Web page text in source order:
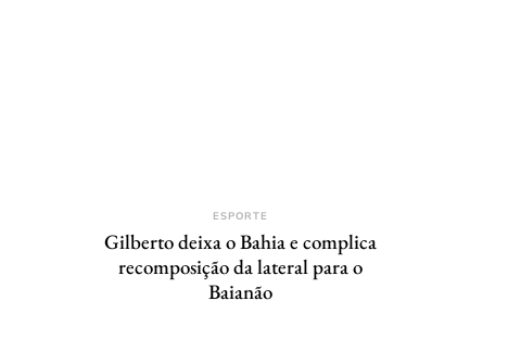
ESPORTE
Gilberto deixa o Bahia e complica
recomposição da lateral para o
Baianão